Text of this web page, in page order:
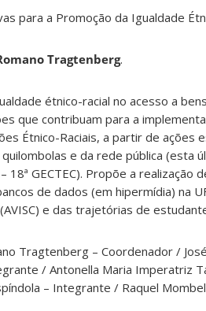
para a Promoção da Igualdade
Tragtenberg.
étnico-racial no acesso a
que contribuam para a
Étnico-Raciais, a partir de ações
e da rede pública (esta
18ª GECTEC). Propõe a
de dados (em hipermídia) na
e das trajetórias de
Tragtenberg – Coordenador /
/ Antonella Maria Imperatriz
– Integrante / Raquel